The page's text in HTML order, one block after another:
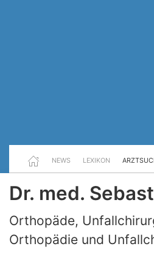
NEWS LEXIKON
Dr. med.
Orthopäde,
Orthopädie und